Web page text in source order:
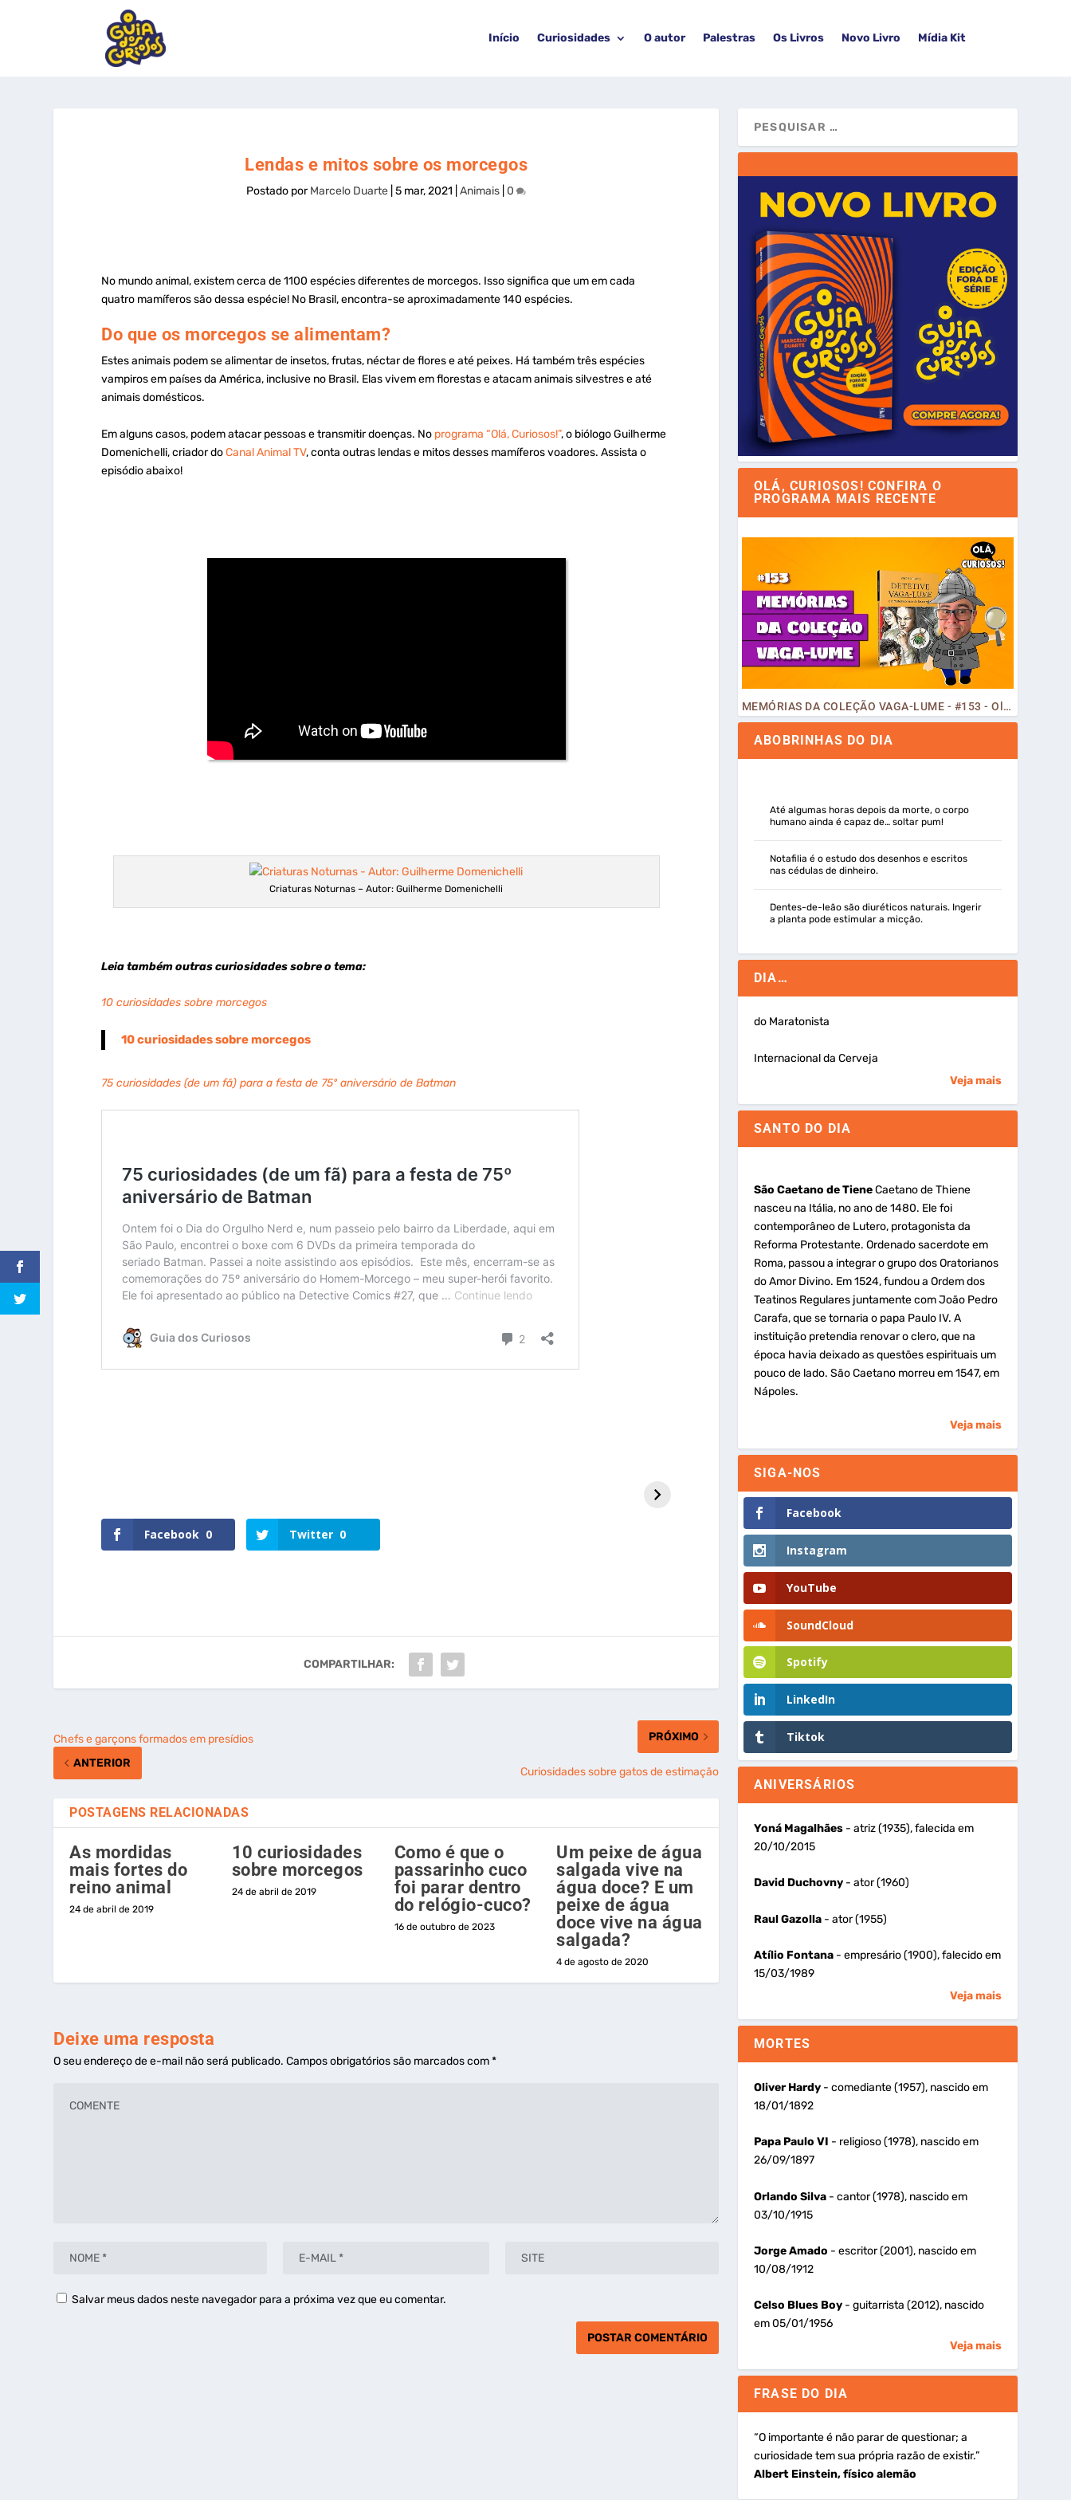
Início Curiosidades O autor Palestras Os Livros Novo Livro Mídia Kit
Lendas e mitos sobre os morcegos
Postado porMarcelo Duarte |5 mar, 2021 |Animais 0
No mundo animal, existem cerca de 1100 espécies diferentes de morcegos. Isso significa que um em cada
quatro mamíferos são dessa espécie! No Brasil, encontra-se aproximadamente 140 espécies.
Do que os morcegos se alimentam?
Estes animais podem se alimentar de insetos, frutas, néctar de flores e até peixes. Há também três espécies
vampiros em países da América, inclusive no Brasil. Elas vivem em florestas e atacam animais silvestres e até
animais domésticos.
Em alguns casos, podem atacar pessoas e transmitir doenças. No programa “Olá, Curiosos!”, o biólogo Guilherme
Domenichelli, criador doCanal Animal TV, conta outras lendas e mitos desses mamíferos voadores. Assista o
episódio abaixo!
Criaturas Noturnas – Autor: Guilherme Domenichelli
Leia também outras curiosidades sobre o tema:
10 curiosidades sobre morcegos
10 curiosidades sobre morcegos
75 curiosidades (de um fã) para a festa de 75º aniversário de Batman
10 novelas que
mudaram de
nome antes da
Facebook 0 Twitter 0
COMPARTILHAR:
Chefs e garçons formados em presídios
ANTERIOR
PRÓXIMO
Curiosidades sobre gatos de estimação
POSTAGENS RELACIONADAS
As mordidas
mais fortes do
reino animal
24 de abril de 2019
10 curiosidades
sobre morcegos
24 de abril de 2019
Como é que o
passarinho cuco
foi parar dentro
do relógio-cuco?
16 de outubro de 2023
Um peixe de água
salgada vive na
água doce? E um
peixe de água
doce vive na água
salgada?
4 de agosto de 2020
Deixe uma resposta
O seu endereço de e-mail não será publicado. Campos obrigatórios são marcados com*
Salvar meus dados neste navegador para a próxima vez que eu comentar.
OLÁ, CURIOSOS! CONFIRA O
PROGRAMA MAIS RECENTE
MEMÓRIAS DA COLEÇÃO VAGA-LUME - #153 - Olá, Curiosos! 2023
ABOBRINHAS DO DIA
Até algumas horas depois da morte, o corpo
humano ainda é capaz de… soltar pum!
Notafilia é o estudo dos desenhos e escritos
nas cédulas de dinheiro.
Dentes-de-leão são diuréticos naturais. Ingerir
a planta pode estimular a micção.
DIA…
do Maratonista
Internacional da Cerveja
Veja mais
SANTO DO DIA
São Caetano de TieneCaetano de Thiene
nasceu na Itália, no ano de 1480. Ele foi
contemporâneo de Lutero, protagonista da
Reforma Protestante. Ordenado sacerdote em
Roma, passou a integrar o grupo dos Oratorianos
do Amor Divino. Em 1524, fundou a Ordem dos
Teatinos Regulares juntamente com João Pedro
Carafa, que se tornaria o papa Paulo IV. A
instituição pretendia renovar o clero, que na
época havia deixado as questões espirituais um
pouco de lado. São Caetano morreu em 1547, em
Nápoles.
Veja mais
SIGA-NOS
Facebook
Instagram
YouTube
SoundCloud
Spotify
LinkedIn
Tiktok
ANIVERSÁRIOS
Yoná Magalhães- atriz (1935), falecida em
20/10/2015
David Duchovny- ator (1960)
Raul Gazolla- ator (1955)
Atílio Fontana- empresário (1900), falecido em
15/03/1989
Veja mais
MORTES
Oliver Hardy- comediante (1957), nascido em
18/01/1892
Papa Paulo VI - religioso (1978), nascido em
26/09/1897
Orlando Silva- cantor (1978), nascido em
03/10/1915
Jorge Amado - escritor (2001), nascido em
10/08/1912
Celso Blues Boy- guitarrista (2012), nascido
em 05/01/1956
Veja mais
FRASE DO DIA
“O importante é não parar de questionar; a
curiosidade tem sua própria razão de existir.”
Albert Einstein, físico alemão